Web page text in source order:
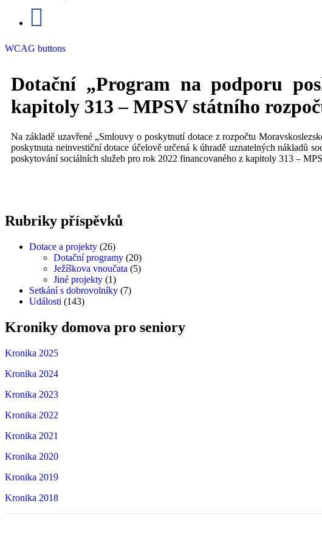
WCAG buttons
Dotační „Program na podporu
kapitoly 313 – MPSV státního
Na základě uzavřené „Smlouvy o poskytnutí dotace z rozpočtu
poskytnuta neinvestiční dotace účelově určená k úhradě uznatelných nákladů
poskytování sociálních služeb pro rok 2022 financovaného z kapitoly 313 –
Rubriky příspěvků
Dotace a projekty (26)
Dotační programy (20)
Ježíškova vnoučata (5)
Jiné projekty (1)
Setkání s dobrovolníky (7)
Události (143)
Kroniky domova pro seniory
Kronika 2025
Kronika 2024
Kronika 2023
Kronika 2022
Kronika 2021
Kronika 2020
Kronika 2019
Kronika 2018